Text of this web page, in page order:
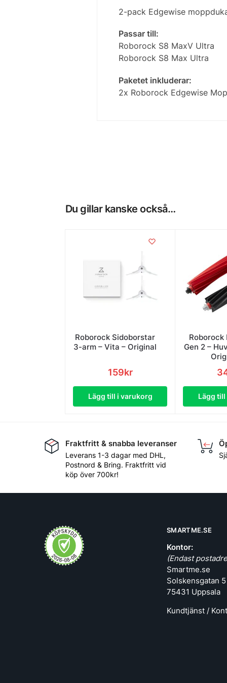
2-pack Edgewise
Passar till:
Roborock S8 MaxV Ultra
Roborock S8 Max Ultra
Paketet inkluderar:
2x Roborock Edgewise
Du gillar kanske också…
Roborock Sidoborstar
3-arm – Vita – Original
159kr
Lägg till i varukorg
Roborock
Gen 2 –
Lägg
Fraktfritt & snabba leveranser
Leverans 1-3 dagar med DHL,
Postnord & Bring. Fraktfritt vid
köp över 700kr!
SMARTME.SE
Kontor:
(Endast
Smartme.se
Solskensgatan 5
75431 Uppsala
Kundtjänst /